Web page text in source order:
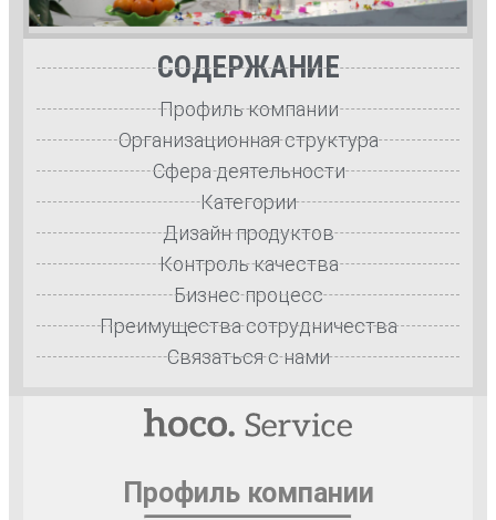
СОДЕРЖАНИЕ
Профиль компании
Организационная структура
Сфера деятельности
Категории
Дизайн продуктов
Контроль качества
Бизнес процесс
Преимущества сотрудничества
Связаться с нами
Профиль компании